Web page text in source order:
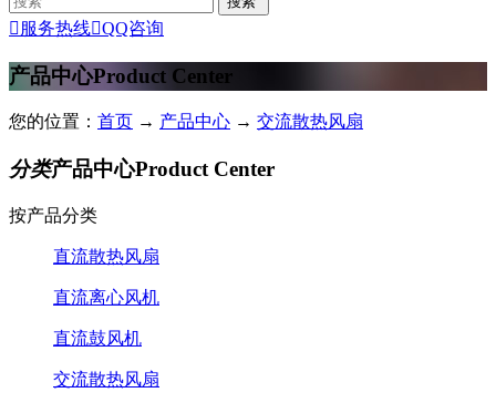
 服务热线QQ咨询
产品中心Product Center
您的位置： 首页 → 产品中心 → 交流散热风扇
分类产品中心Product Center
按产品分类
直流散热风扇
直流离心风机
直流鼓风机
交流散热风扇